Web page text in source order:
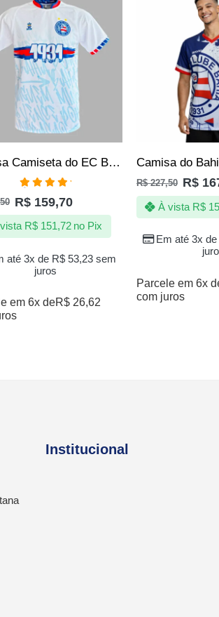
Camisa Camiseta do EC Bahia Tricolor 1931 Produto Oficial
Avaliação
5.00de 5
R$ 159,70
até 3x de R$ 53,23 sem
juros
R$151,72 no Pix
em 6x deR$ 26,62
R$227,50 R$
Em até 3x de
À vista R$
Parcele em 6x
com juros
Institucional